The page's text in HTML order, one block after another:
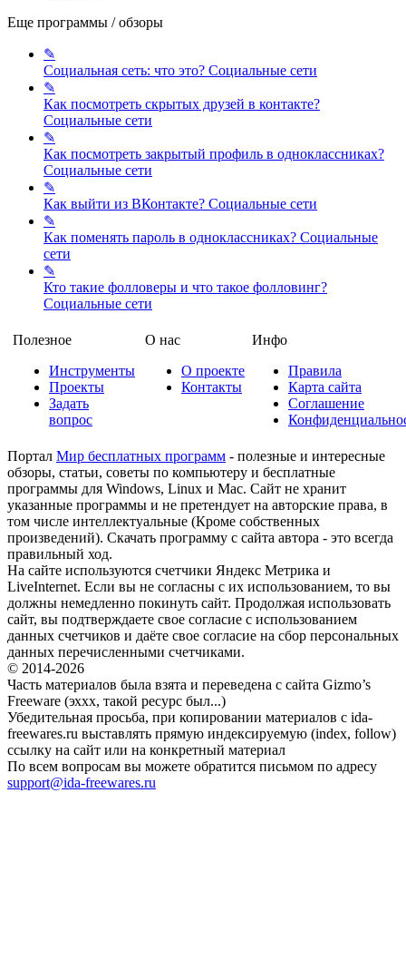
Еще программы / обзоры
✎
Социальная сеть: что это? Социальные сети
✎
Как посмотреть скрытых друзей в контакте?
Социальные сети
✎
Как посмотреть закрытый профиль в одноклассниках?
Социальные сети
✎
Как выйти из ВКонтакте? Социальные сети
✎
Как поменять пароль в одноклассниках? Социальные
сети
✎
Кто такие фолловеры и что такое фолловинг?
Социальные сети
Полезное
Инструменты
Проекты
Задать
вопрос
О нас
О проекте
Контакты
Инфо
Правила
Карта сайта
Соглашение
Портал Мир бесплатных программ - полезные и интересные
обзоры, статьи, советы по компьютеру и бесплатные
программы для Windows, Linux и Mac. Сайт не хранит
указанные программы и не претендует на авторские права, в
том числе интеллектуальные (Кроме собственных
произведений). Скачать программу с сайта автора - это всегда
правильный ход.
На сайте используются счетчики Яндекс Метрика и
LiveInternet. Если вы не согласны с их использованием, то вы
должны немедленно покинуть сайт. Продолжая использовать
сайт, вы подтверждаете свое согласие с использованием
данных счетчиков и даёте свое согласие на сбор персональных
данных перечисленными счетчиками.
© 2014-2026
Часть материалов была взята и переведена с сайта Gizmo’s
Freeware (эххх, такой ресурс был...)
Убедительная просьба, при копировании материалов с ida-
freewares.ru выставлять прямую индексируемую (index, follow)
ссылку на сайт или на конкретный материал
По всем вопросам вы можете обратится письмом по адресу
support@ida-freewares.ru